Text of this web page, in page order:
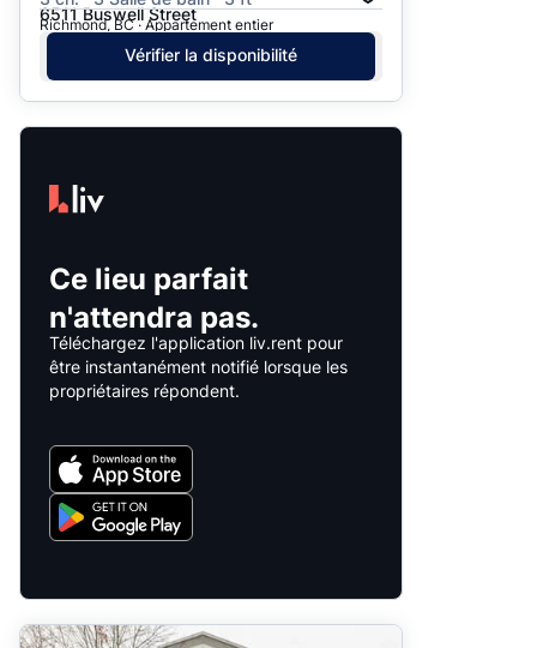
6511 Buswell Street
Richmond, BC · Appartement entier
Vérifier la disponibilité
Ce lieu parfait
n'attendra pas.
Téléchargez l'application liv.rent pour
être instantanément notifié lorsque les
propriétaires répondent.